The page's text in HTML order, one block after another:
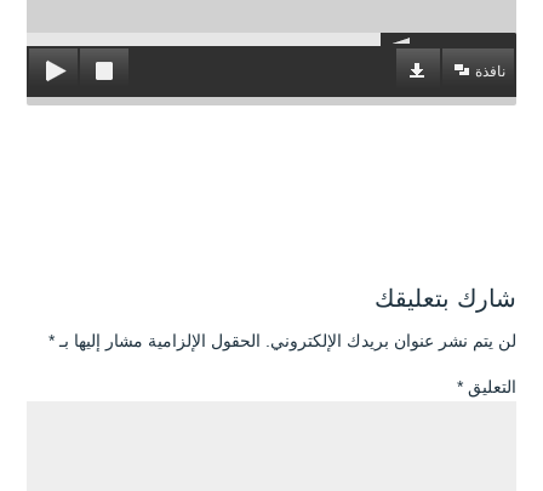
نافذة
شارك بتعليقك
لن يتم نشر عنوان بريدك الإلكتروني. الحقول الإلزامية مشار إليها بـ *
التعليق *